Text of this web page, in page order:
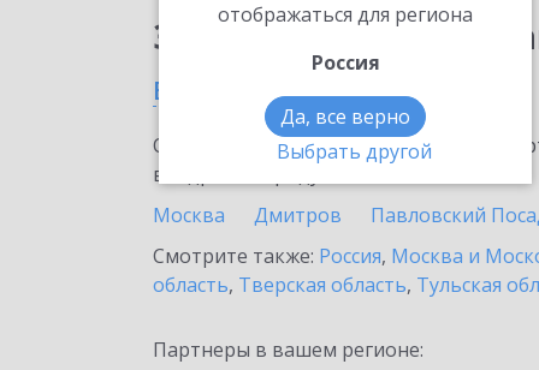
отображаться для региона
Россия
Да, все верно
Выбрать другой
Заказать
в Тучково
Ознакомьтесь с информационными
внедрение продукта.
Москва
Дмитров Павловский
Смотрите также: Россия, Москва и
область, Тверская область, Тульская
Партнеры в вашем регионе: